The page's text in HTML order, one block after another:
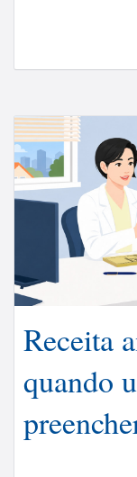
Receita
quando